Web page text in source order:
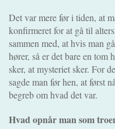
Det var mere før i tiden, at
konfirmeret for at gå til
sammen med, at hvis man
hører, så er det bare en
sker, at mysteriet sker. For
sagde man før hen, at først
begreb om hvad det var.
Hvad opnår man som